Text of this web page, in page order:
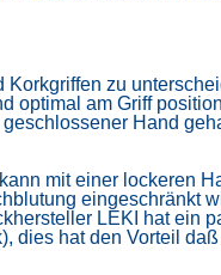
Korkgriffen zu
optimal am Griff
geschlossener Hand
mit einer lockeren
eingeschränkt
LEKI hat ein
dies hat den Vorteil